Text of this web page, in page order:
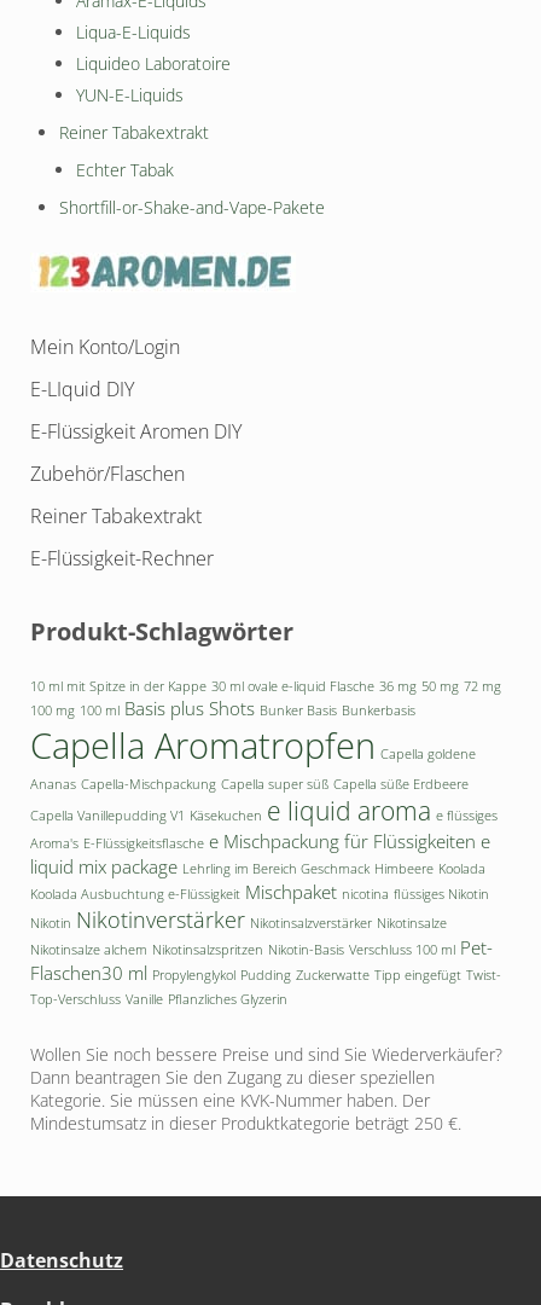
Liqua-E-Liquids
Liquideo Laboratoire
YUN-E-Liquids
Reiner Tabakextrakt
Echter Tabak
Shortfill-or-Shake-and-Vape-Pakete
Mein Konto/Login
E-LIquid DIY
E-Flüssigkeit Aromen DIY
Zubehör/Flaschen
Reiner Tabakextrakt
E-Flüssigkeit-Rechner
Produkt-Schlagwörter
10 ml mit Spitze in der Kappe 30 ml ovale e-liquid Flasche 36 mg 50 mg 72 mg
100 mg 100 ml Basis plus Shots Bunker Basis Bunkerbasis
Capella Aromatropfen Capella goldene
Ananas Capella-Mischpackung Capella super süß Capella süße Erdbeere
Capella Vanillepudding V1 Käsekuchen e liquid aroma e flüssiges
Aroma's E-Flüssigkeitsflasche e Mischpackung für Flüssigkeiten e
liquid mix package Lehrling im Bereich Geschmack Himbeere Koolada
Koolada Ausbuchtung e-Flüssigkeit Mischpaket nicotina flüssiges Nikotin
Nikotin Nikotinverstärker Nikotinsalzverstärker Nikotinsalze
Nikotinsalze alchem Nikotinsalzspritzen Nikotin-Basis Verschluss 100 ml Pet-
Flaschen30 ml Propylenglykol Pudding Zuckerwatte Tipp eingefügt Twist-
Top-Verschluss Vanille Pflanzliches Glyzerin
Wollen Sie noch bessere Preise und sind Sie Wiederverkäufer?
Dann beantragen Sie den Zugang zu dieser speziellen
Kategorie. Sie müssen eine KVK-Nummer haben. Der
Mindestumsatz in dieser Produktkategorie beträgt 250 €.
Datenschutz